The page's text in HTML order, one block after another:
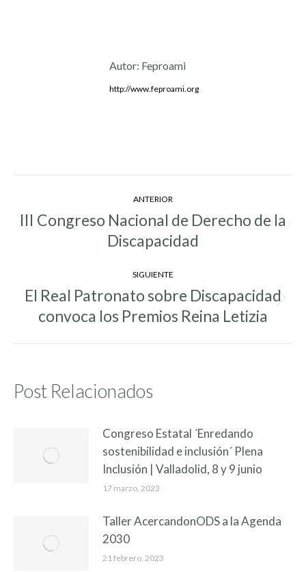
Autor: Feproami
http://www.feproami.org
Navegación
entre
ANTERIOR
Entrada
anterior:
III Congreso Nacional de Derecho de la
Discapacidad
SIGUIENTE
Entrada
siguiente:
El Real Patronato sobre Discapacidad
convoca los Premios Reina Letizia
Post Relacionados
Congreso Estatal ´Enredando
sostenibilidad e inclusión´ Plena
Inclusión | Valladolid, 8 y 9 junio
17 marzo, 2023
Taller AcercandonODS a la Agenda
2030
21 febrero, 2023